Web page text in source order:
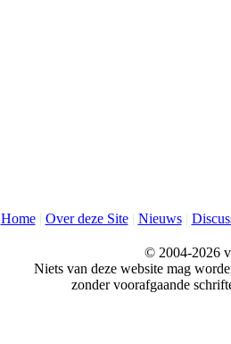
Home| Over deze Site| Nieuws|
© 2004-2026
Niets van deze website mag
zonder voorafgaande